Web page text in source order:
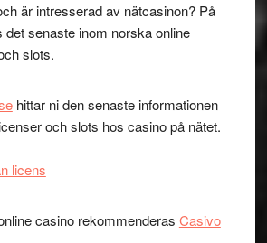
är intresserad av nätcasinon? På
det senaste inom norska online
slots.
hittar ni den senaste informationen
och slots hos casino på nätet.
licens
casino rekommenderas Casivo